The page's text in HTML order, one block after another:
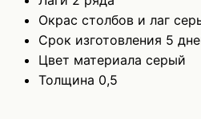
Окрас столбов и лаг
Срок изготовления 5
Цвет материала серый
Толщина 0,5